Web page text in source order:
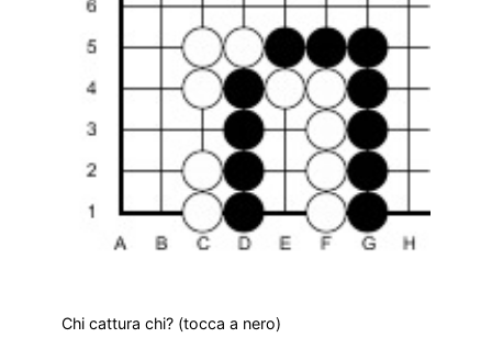
Chi cattura chi? (tocca a nero)